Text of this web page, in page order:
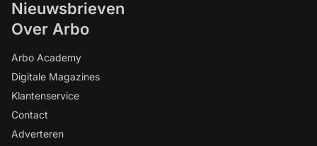
Nieuwsbrieven
Over Arbo
Arbo Academy
Digitale Magazines
Klantenservice
Contact
Adverteren